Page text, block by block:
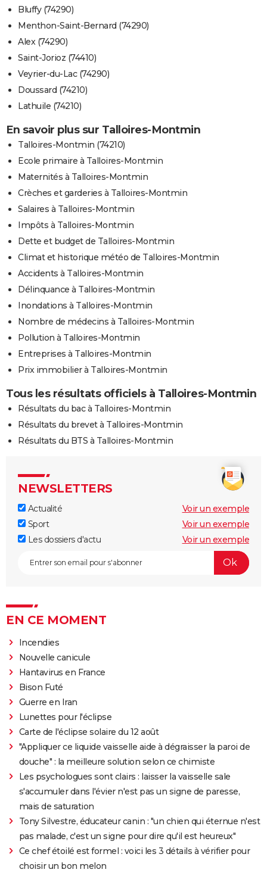
Bluffy (74290)
Menthon-Saint-Bernard (74290)
Alex (74290)
Saint-Jorioz (74410)
Veyrier-du-Lac (74290)
Doussard (74210)
Lathuile (74210)
En savoir plus sur Talloires-Montmin
Talloires-Montmin (74210)
Ecole primaire à Talloires-Montmin
Maternités à Talloires-Montmin
Crèches et garderies à Talloires-Montmin
Salaires à Talloires-Montmin
Impôts à Talloires-Montmin
Dette et budget de Talloires-Montmin
Climat et historique météo de Talloires-Montmin
Accidents à Talloires-Montmin
Délinquance à Talloires-Montmin
Inondations à Talloires-Montmin
Nombre de médecins à Talloires-Montmin
Pollution à Talloires-Montmin
Entreprises à Talloires-Montmin
Prix immobilier à Talloires-Montmin
Tous les résultats officiels à Talloires-Montmin
Résultats du bac à Talloires-Montmin
Résultats du brevet à Talloires-Montmin
Résultats du BTS à Talloires-Montmin
NEWSLETTERS
Actualité
Voir un exemple
Sport
Voir un exemple
Les dossiers d'actu
Voir un exemple
EN CE MOMENT
Incendies
Nouvelle canicule
Hantavirus en France
Bison Futé
Guerre en Iran
Lunettes pour l'éclipse
Carte de l'éclipse solaire du 12 août
"Appliquer ce liquide vaisselle aide à dégraisser la paroi de
douche" : la meilleure solution selon ce chimiste
Les psychologues sont clairs : laisser la vaisselle sale
s'accumuler dans l'évier n'est pas un signe de paresse,
mais de saturation
Tony Silvestre, éducateur canin : "un chien qui éternue n'est
pas malade, c'est un signe pour dire qu'il est heureux"
Ce chef étoilé est formel : voici les 3 détails à vérifier pour
choisir un bon melon